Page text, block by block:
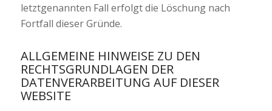
letztgenannten Fall erfolgt die Löschung nach
Fortfall dieser Gründe.
ALLGEMEINE HINWEISE ZU DEN
RECHTSGRUNDLAGEN DER
DATENVERARBEITUNG AUF DIESER
WEBSITE